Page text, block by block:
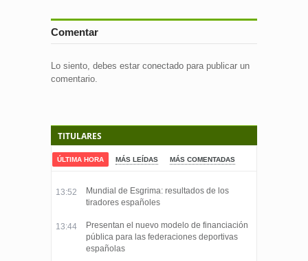
Comentar
Lo siento, debes estar conectado para publicar un
comentario.
TITULARES
ÚLTIMA HORA MÁS LEÍDAS MÁS COMENTADAS
13:52
Mundial de Esgrima: resultados de los
tiradores españoles
13:44
Presentan el nuevo modelo de financiación
pública para las federaciones deportivas
españolas